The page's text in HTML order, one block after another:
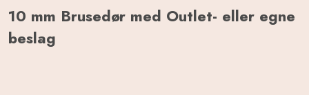
10 mm Brusedør med Outlet- eller egne
beslag